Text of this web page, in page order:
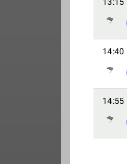
14:40
14:55